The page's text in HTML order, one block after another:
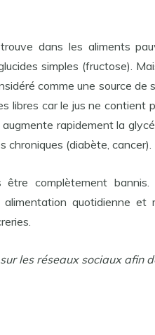
dans les aliments
simples (fructose).
comme une source de
libres car le jus ne contient
rapidement la
chroniques (diabète, cancer).
complètement
quotidienne
les réseaux sociaux afin